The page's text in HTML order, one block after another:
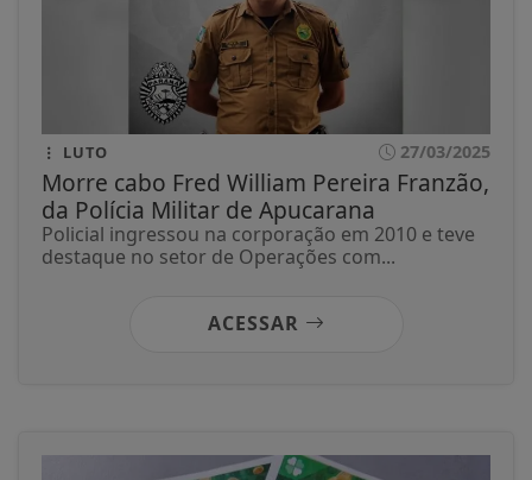
LUTO 27/03/2025
Morre cabo Fred William Pereira Franzão,
da Polícia Militar de Apucarana
Policial ingressou na corporação em 2010 e teve
destaque no setor de Operações com...
ACESSAR